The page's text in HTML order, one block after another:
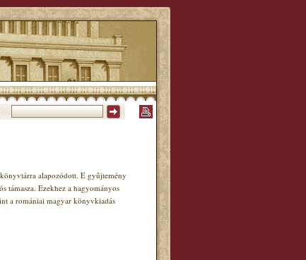
alapozódott. E gyûjtemény
támasza. Ezekhez a hagyományos
a romániai magyar könyvkiadás